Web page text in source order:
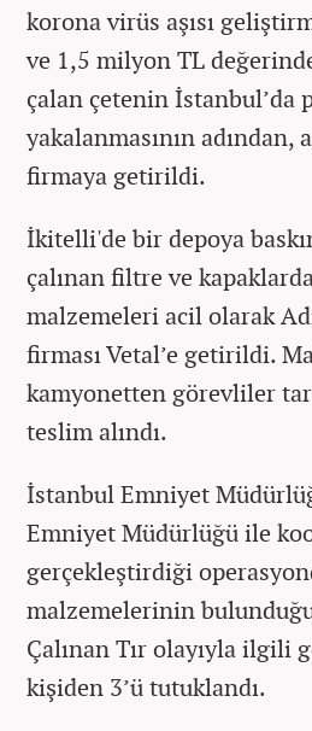
korona virüs aşısı
ve 1,5 milyon TL
çalan çetenin İstanbul’da
yakalanmasının adından,
firmaya getirildi.
İkitelli'de bir depoya
çalınan filtre ve
malzemeleri acil olarak
firması Vetal’e getirildi.
kamyonetten görevliler
teslim alındı.
İstanbul Emniyet
Emniyet Müdürlüğü ile
gerçekleştirdiği
malzemelerinin bulunduğu
Çalınan Tır olayıyla ilgili
kişiden 3’ü tutuklandı.